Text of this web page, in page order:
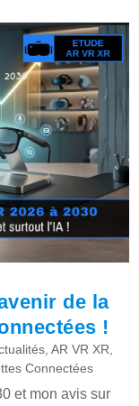
de la
!
,AR VR XR
Connectées
et mon avis sur